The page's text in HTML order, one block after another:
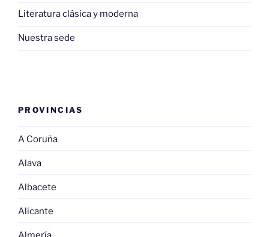
Literatura clásica y moderna
Nuestra sede
PROVINCIAS
A Coruña
Alava
Albacete
Alicante